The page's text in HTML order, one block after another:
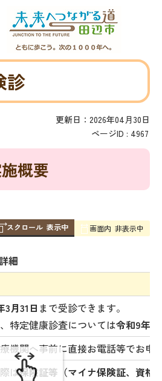
診
更新日：2026年04月30日
ページID : 4967
概要
スクロール 表示中 画面内 非表示中
細
3月31日 まで受診できます。
特定健康診査については令和9年1
機関へ事前に直接お電話等でお申
は保険証等（マイナ保険証、資格